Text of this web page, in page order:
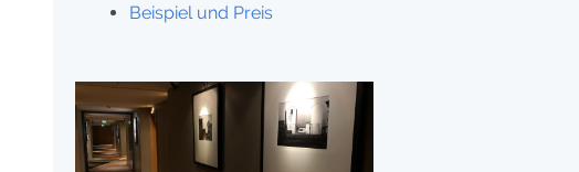
Beispiel und Preis